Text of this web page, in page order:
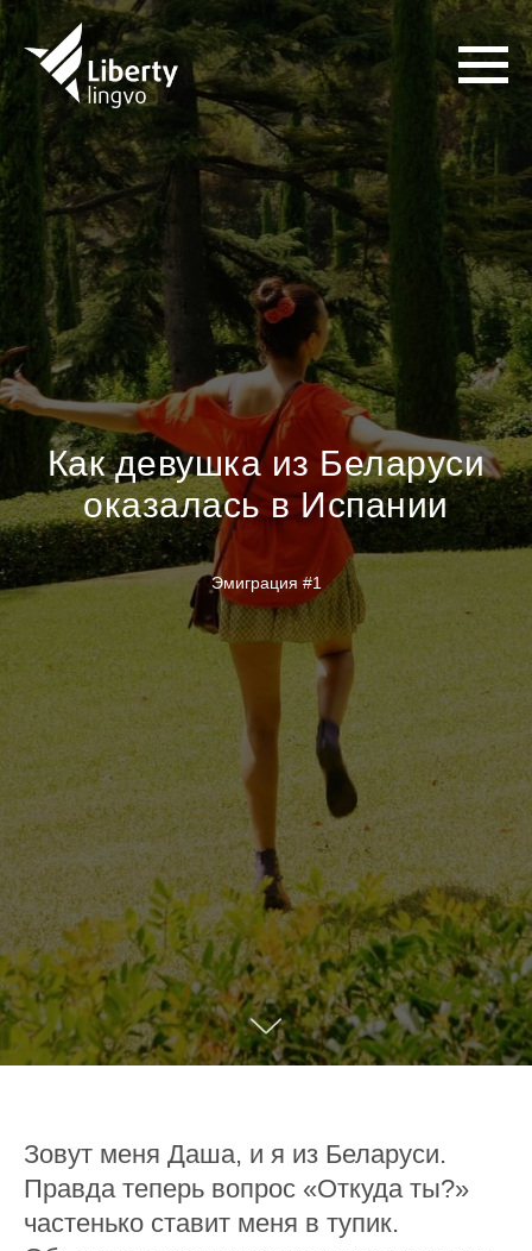
Как девушка из Беларуси
оказалась в Испании
Эмиграция #1
Зовут меня Даша, и я из Беларуси.
Правда теперь вопрос «Откуда ты?»
частенько ставит меня в тупик.